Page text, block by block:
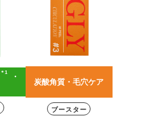
＊1
・
炭酸角質・毛穴ケア
ブースター